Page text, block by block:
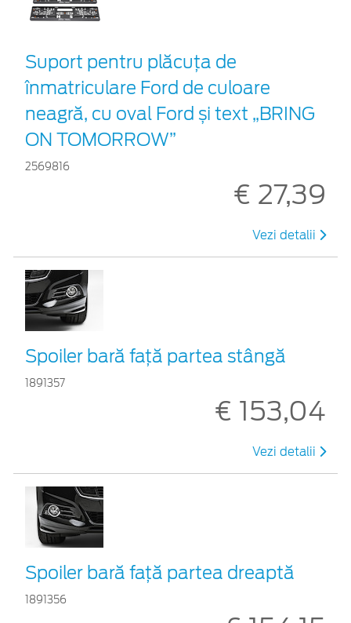
Suport pentru plăcuța de
înmatriculare Ford de culoare
neagră, cu oval Ford și text „BRING
ON TOMORROW”
2569816
€ 27,39
Vezi detalii
Spoiler bară față partea stângă
1891357
€ 153,04
Vezi detalii
Spoiler bară față partea dreaptă
1891356